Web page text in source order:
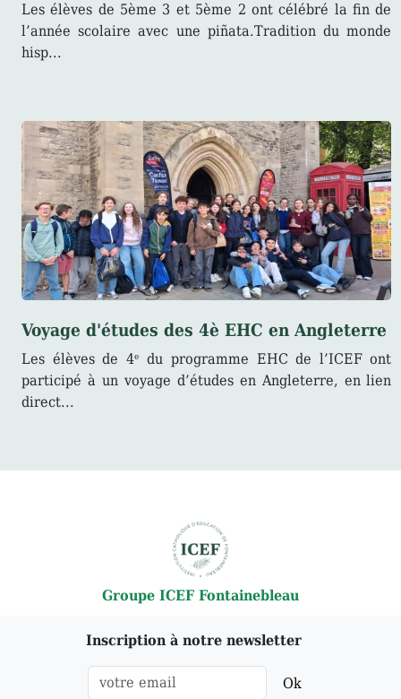
Les élèves de 5ème 3 et 5ème 2 ont célébré la fin de
l’année scolaire avec une piñata.Tradition du monde
hisp...
Voyage d'études des 4è EHC en Angleterre
Les élèves de 4ᵉ du programme EHC de l’ICEF ont
participé à un voyage d’études en Angleterre, en lien
direct...
Groupe ICEF Fontainebleau
Inscription à notre newsletter
Ok